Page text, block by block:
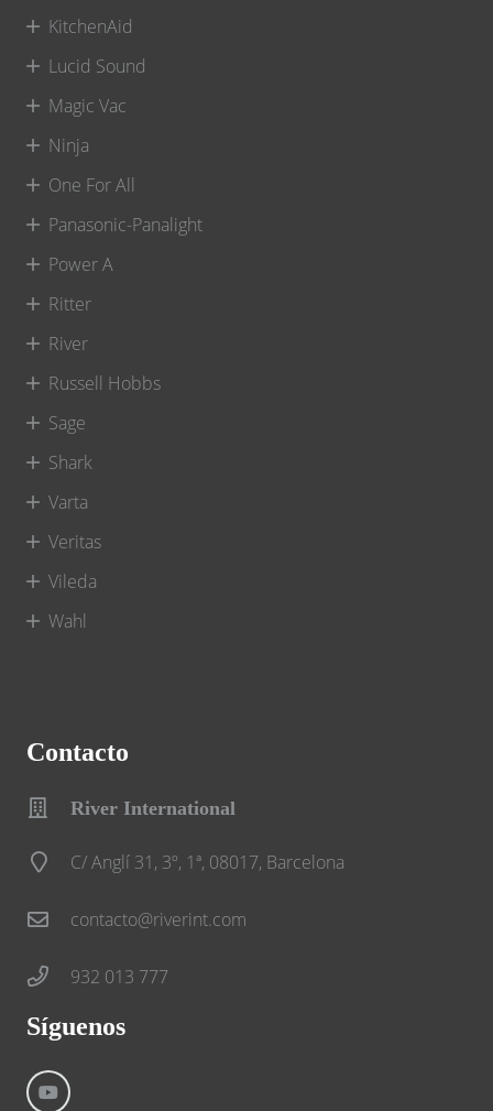
KitchenAid
Lucid Sound
Magic Vac
Ninja
One For All
Panasonic-Panalight
Power A
Ritter
River
Russell Hobbs
Sage
Shark
Varta
Veritas
Vileda
Wahl
Contacto
River International
C/ Anglí 31, 3º, 1ª, 08017, Barcelona
contacto@riverint.com
932 013 777
Síguenos